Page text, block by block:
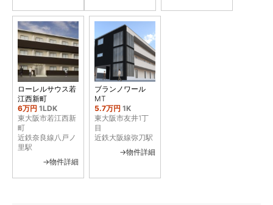
ローレルサウス若
江西新町
6万円 1LDK
東大阪市若江西新
町
近鉄奈良線八戸ノ
里駅
→物件詳細
ブランノワール
MT
5.7万円 1K
東大阪市友井1丁
目
近鉄大阪線弥刀駅
→物件詳細